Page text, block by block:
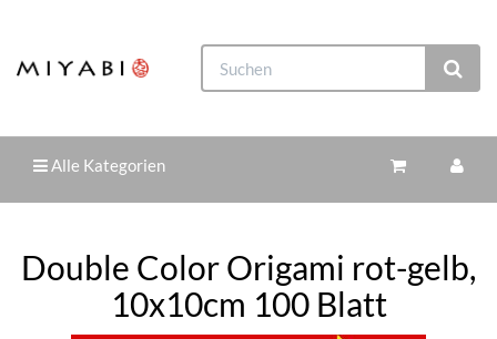
Alle Kategorien
Double Color Origami rot-gelb,
10x10cm 100 Blatt